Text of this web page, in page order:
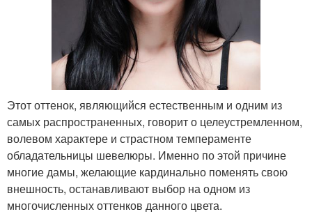
Этот оттенок, являющийся естественным и одним из
самых распространенных, говорит о целеустремленном,
волевом характере и страстном темпераменте
обладательницы шевелюры. Именно по этой причине
многие дамы, желающие кардинально поменять свою
внешность, останавливают выбор на одном из
многочисленных оттенков данного цвета.